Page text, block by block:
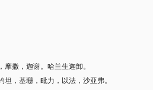
摩撒，迦谢。哈兰生迦卸。
坦，基珊，毗力，以法，沙亚弗。